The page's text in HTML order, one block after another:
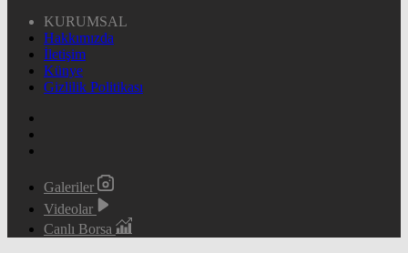
KURUMSAL
Hakkımızda
İletişim
Künye
Gizlilik Politikası
Galeriler
Videolar
Canlı Borsa